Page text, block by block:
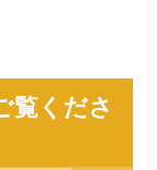
覧くださ